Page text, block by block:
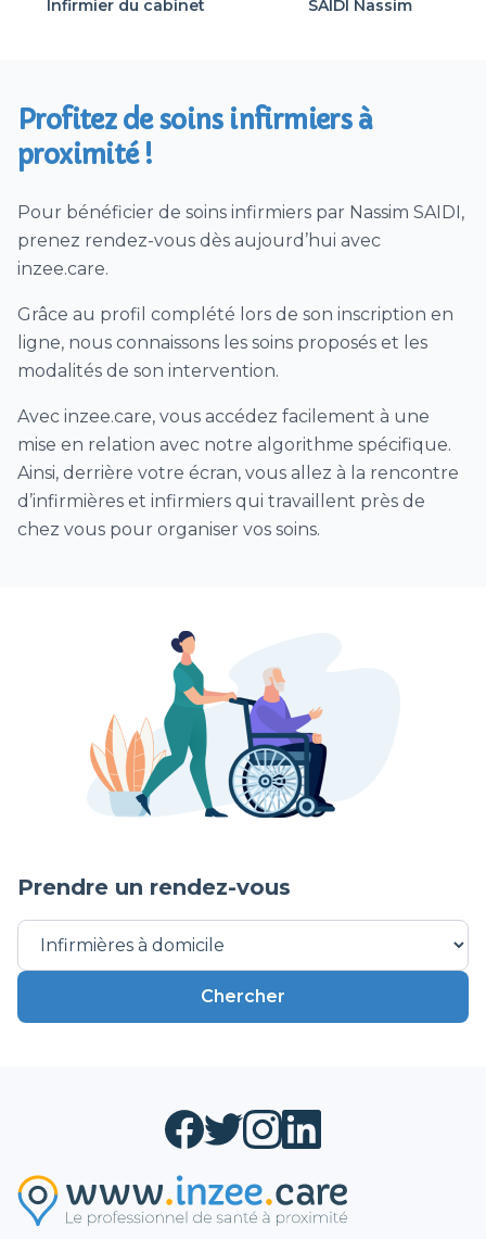
Téléconsultation Coronavirus (CoVid)
Visites patient SAMU sur déclenchement
Télésoin – télésuivi CoVid
Prélèvement nasopharyngé PCR Covid
1/2 journée ou journée de dépistage par tests
antigéniques hors EHPAD Covid
Vaccination Covid (à domicile)
séances de surveillance clinique et
d’accompagnement postopératoire
Surveillance de drain de redon et/ou retrait
postopératoire de drain
Infirmier du cabinet SAIDI Nassim
Profitez de soins infirmiers à
proximité !
Pour bénéficier de soins infirmiers par Nassim SAIDI,
prenez rendez-vous dès aujourd’hui avec
inzee.care.
Grâce au profil complété lors de son inscription en
ligne, nous connaissons les soins proposés et les
modalités de son intervention.
Avec inzee.care, vous accédez facilement à une
mise en relation avec notre algorithme spécifique.
Ainsi, derrière votre écran, vous allez à la rencontre
d’infirmières et infirmiers qui travaillent près de
chez vous pour organiser vos soins.
Prendre un rendez-vous
Chercher